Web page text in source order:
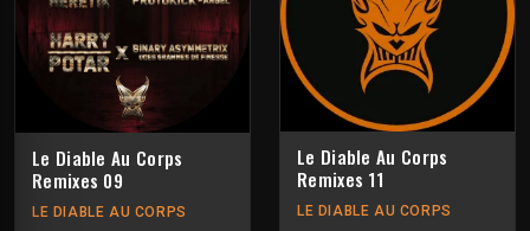
Le Diable Au Corps
Remixes 09
LE DIABLE AU CORPS
Le Diable Au Corps
Remixes 11
LE DIABLE AU CORPS